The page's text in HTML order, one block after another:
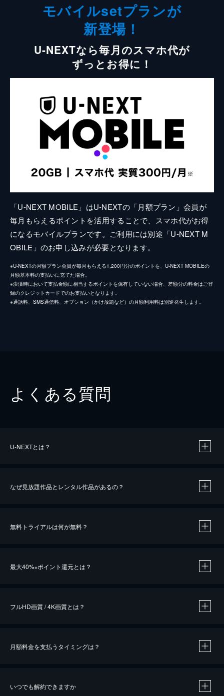
モバイルsetプランが
新登場！
U-NEXTなら毎月のスマホ代が
ずっとお得に！
「U-NEXT MOBILE」はU-NEXTの「月額プラン」会員が
毎月もらえるポイントを活用することで、スマホ代がお得
になるモバイルプランです。ご利用には別途「U-NEXT M
OBILE」のお申し込みが必要となります。
※U-NEXTの月額プラン会員が毎月もらえる1,200円分のポイントを、U-NEXT MOBILEの
月額基本料の支払いに充てた場合。
※決済時において支払金額に相当するポイントを保有していない場合、差額分の料金はご登
録のクレジットカードでのお支払いとなります。
※通話料、SMS通信料、オプション（かけ放題など）の月額利用料は別途発生します。
よくある質問
U-NEXTとは？
なぜ見放題作品とレンタル作品があるの？
無料トライアルは何が無料？
最大40%※ポイント還元とは？
※40％ポイント還元の対象は、クレジットカード決済による作品の購入 / レンタルです。
フルHD画質 / 4K画質とは？
月額料金を支払うタイミングは？
いつでも解約できますか